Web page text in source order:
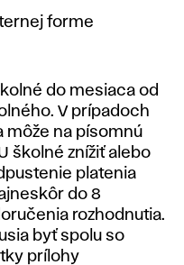
forme
do mesiaca od
V prípadoch
môže na písomnú
školné znížiť alebo
platenia
do 8
rozhodnutia.
byť spolu so
prílohy